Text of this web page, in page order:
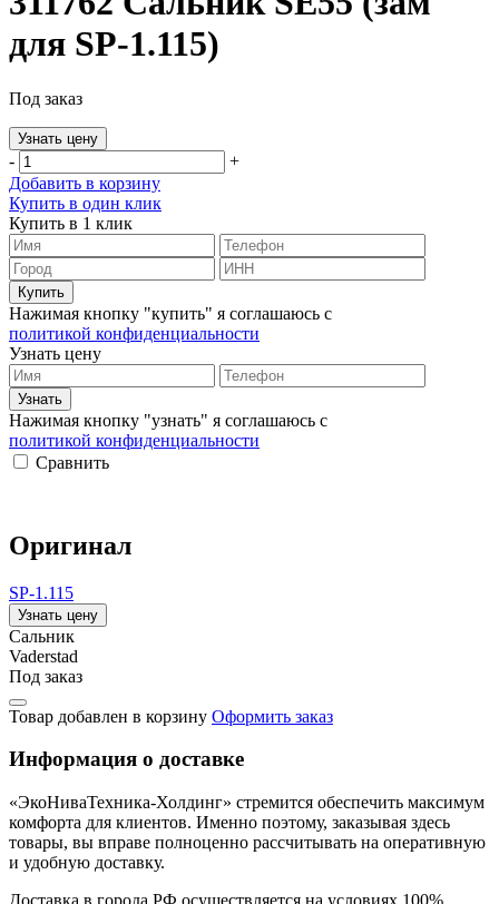
для SP-1.115)
Под заказ
Узнать цену
-
+
Добавить в корзину
Купить в один клик
Купить в 1 клик
Нажимая кнопку "купить" я соглашаюсь с
политикой конфиденциальности
Узнать цену
Нажимая кнопку "узнать" я соглашаюсь с
политикой конфиденциальности
Сравнить
Оригинал
SP-1.115
Узнать цену
Сальник
Vaderstad
Под заказ
Товар добавлен в корзину Оформить заказ
Информация о доставке
«ЭкоНиваТехника-Холдинг» стремится обеспечить максимум
комфорта для клиентов. Именно поэтому, заказывая здесь
товары, вы вправе полноценно рассчитывать на оперативную
и удобную доставку.